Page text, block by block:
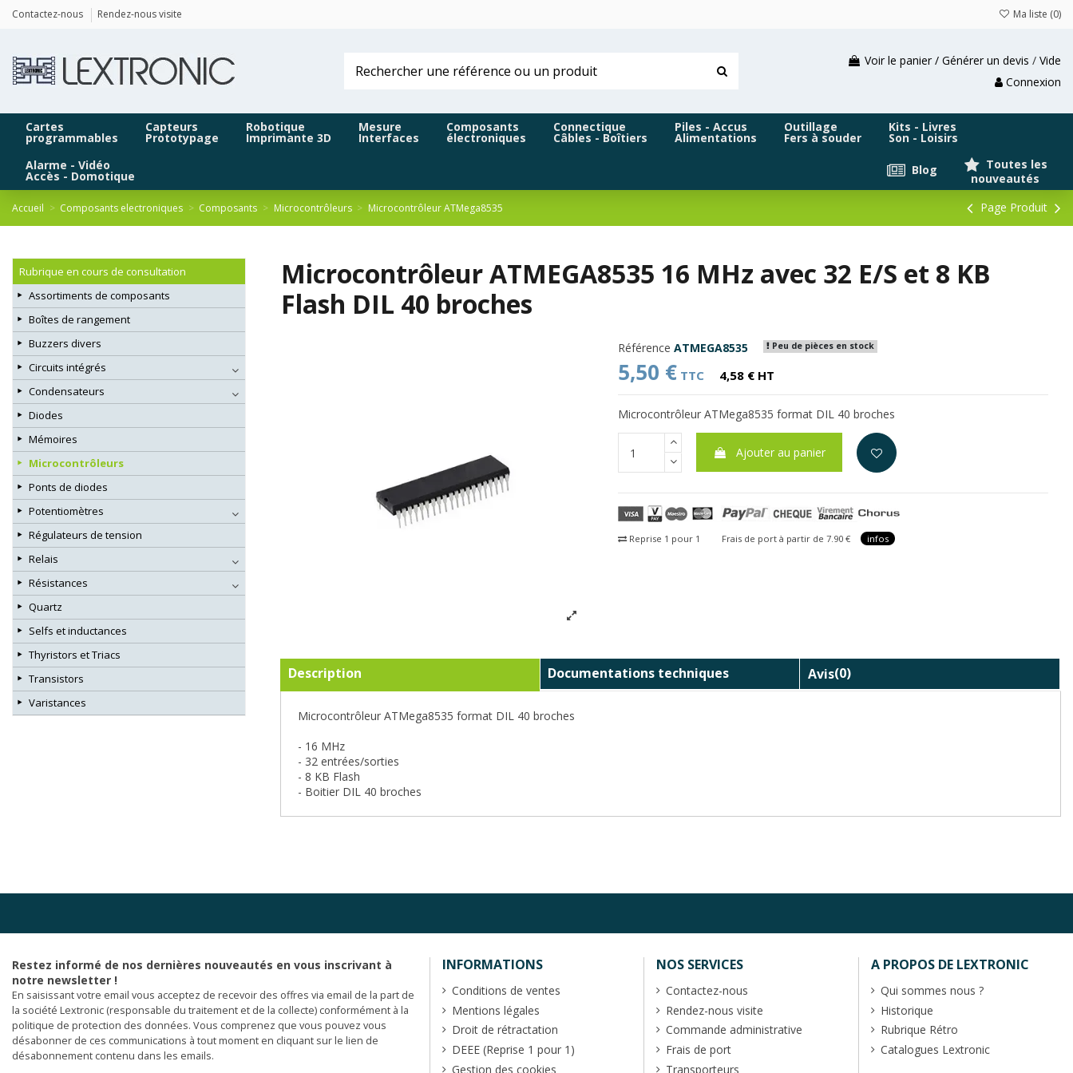
Contactez-nous Rendez-nous visite Ma liste (0)
Voir le panier / Générer un devis / Vide
Connexion
Cartes
programmables
Capteurs
Prototypage
Robotique
Imprimante 3D
Mesure
Interfaces
Composants
électroniques
Connectique
Câbles - Boîtiers
Piles - Accus
Alimentations
Outillage
Fers à souder
Kits - Livres
Son - Loisirs
Alarme - Vidéo
Accès - Domotique
Toutes les
nouveautés
Blog
Accueil Composants electroniques Composants Microcontrôleurs Microcontrôleur ATMega8535 Page Produit
Microcontrôleur ATMEGA8535 16 MHz avec 32 E/S et 8 KB
Flash DIL 40 broches
Référence ATMEGA8535 Peu de pièces en stock
5,50 € TTC 4,58 € HT
Microcontrôleur ATMega8535 format DIL 40 broches
Ajouter au panier
Reprise 1 pour 1 Frais de port à partir de 7.90 € infos
Description Documentations techniques Avis(0)
Microcontrôleur ATMega8535 format DIL 40 broches
- 16 MHz
- 32 entrées/sorties
- 8 KB Flash
- Boitier DIL 40 broches
Rubrique en cours de consultation
Assortiments de composants
Boîtes de rangement
Buzzers divers
Circuits intégrés
Condensateurs
Diodes
Mémoires
Microcontrôleurs
Ponts de diodes
Potentiomètres
Régulateurs de tension
Relais
Résistances
Quartz
Selfs et inductances
Thyristors et Triacs
Transistors
Varistances
Restez informé de nos dernières nouveautés en vous inscrivant à
notre newsletter !
En saisissant votre email vous acceptez de recevoir des offres via email de la part de
la société Lextronic (responsable du traitement et de la collecte) conformément à la
politique de protection des données. Vous comprenez que vous pouvez vous
désabonner de ces communications à tout moment en cliquant sur le lien de
désabonnement contenu dans les emails.
INFORMATIONS
Conditions de ventes
Mentions légales
Droit de rétractation
DEEE (Reprise 1 pour 1)
Gestion des cookies
NOS SERVICES
Contactez-nous
Rendez-nous visite
Commande administrative
Frais de port
Transporteurs
A PROPOS DE LEXTRONIC
Qui sommes nous ?
Historique
Rubrique Rétro
Catalogues Lextronic
Panneau de gestion des cookies